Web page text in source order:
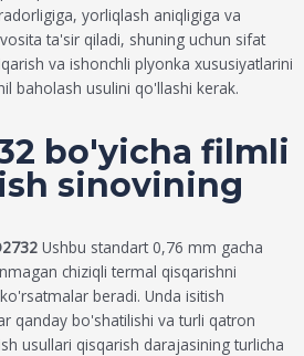
yorliqlash aniqligiga va
ta'sir qiladi, shuning uchun sifat
va ishonchli plyonka xususiyatlarini
baholash usulini qo'llashi kerak.
bo'yicha filmli
sinovining
Ushbu standart 0,76 mm gacha
chiziqli termal qisqarishni
beradi. Unda isitish
qanday bo'shatilishi va turli qatron
usullari qisqarish darajasining turlicha